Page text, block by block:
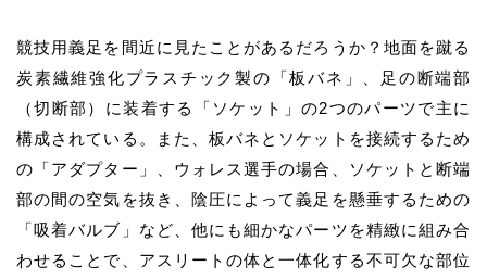
競技用義足を間近に見たことがあるだろうか？地面を蹴る
炭素繊維強化プラスチック製の「板バネ」、足の断端部
（切断部）に装着する「ソケット」の2つのパーツで主に
構成されている。
また、板バネとソケットを接続するため
の「アダプター」、ウォレス選手の場合、ソケットと断端
部の間の空気を抜き、陰圧によって義足を懸垂するための
「吸着バルブ」など、 他にも細かなパーツを精緻に組み合
わせることで、アスリートの体と一体化する不可欠な部位